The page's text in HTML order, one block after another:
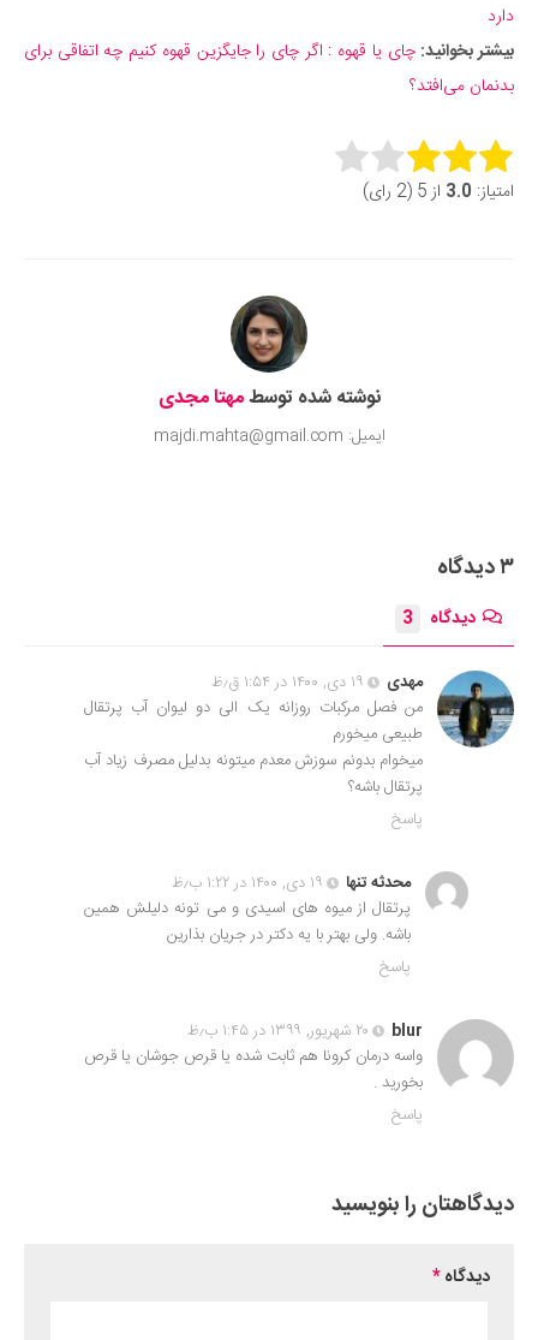
دارد
بیشتر بخوانید: چای یا قهوه : اگر چای را جایگزین قهوه کنیم چه اتفاقی برای
بدنمان می‌افتد؟
Rate this item:
امتیاز: 3.0 از 5 (2 رای)
نوشته شده توسطمهتا مجدی
ایمیل: majdi.mahta@gmail.com
۳ دیدگاه
دیدگاه 3
مهدی
۱۹ دی, ۱۴۰۰ در ۱:۵۴ ق٫ظ
من فصل مرکبات روزانه یک الی دو لیوان آب پرتقال
طبیعی میخورم
میخوام بدونم سوزش معدم میتونه بدلیل مصرف زیاد آب
پرتقال باشه؟
پاسخ
محدثه تنها
۱۹ دی, ۱۴۰۰ در ۱:۲۲ ب٫ظ
پرتقال از میوه های اسیدی و می تونه دلیلش همین
باشه. ولی بهتر با یه دکتر در جریان بذارین
پاسخ
blur
۲۰ شهریور, ۱۳۹۹ در ۱:۴۵ ب٫ظ
واسه درمان کرونا هم ثابت شده یا قرص جوشان یا قرص
بخورید .
پاسخ
دیدگاهتان را بنویسید
دیدگاه*